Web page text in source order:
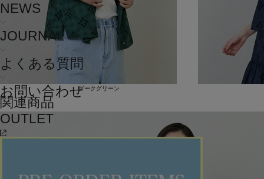
NEWS
JOURNAL
よくある質問
お問い合わせ
OUTLET
ダークグリーン
関連商品